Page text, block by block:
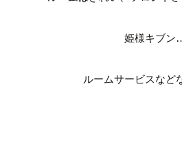
姫様キブン
ルームサービスなど